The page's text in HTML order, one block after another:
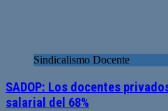
Sindicalismo Docente
SADOP: Los docentes
salarial del 68%